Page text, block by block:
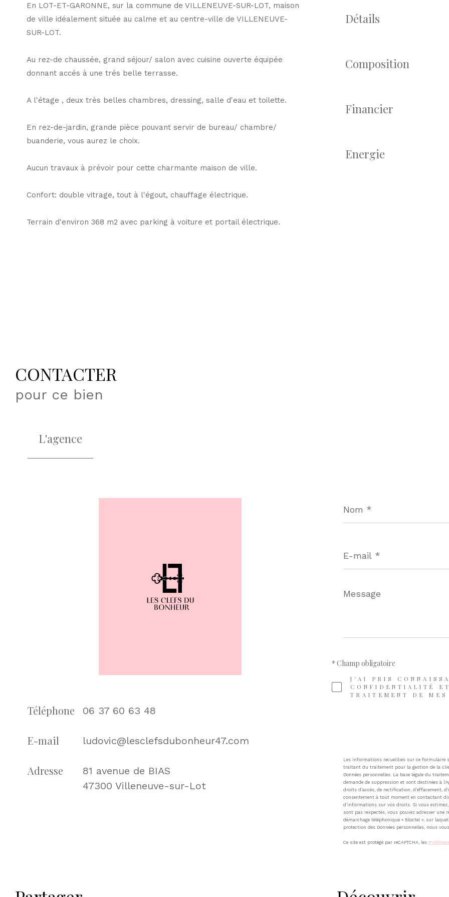
En LOT-ET-GARONNE, sur la commune de VILLENEUVE-SUR-LOT, maison
de ville idéalement située au calme et au centre-ville de VILLENEUVE-
SUR-LOT.
Au rez-de chaussée, grand séjour/ salon avec cuisine ouverte équipée
donnant accés à une trés belle terrasse.
A l'étage , deux très belles chambres, dressing, salle d'eau et toilette.
En rez-de-jardin, grande pièce pouvant servir de bureau/ chambre/
buanderie, vous aurez le choix.
Aucun travaux à prévoir pour cette charmante maison de ville.
Confort: double vitrage, tout à l'égout, chauffage électrique.
Terrain d'environ 368 m2 avec parking à voiture et portail électrique.
Détails
Composition
Financier
Energie
CONTACTER
pour ce bien
L'agence
Téléphone 06 37 60 63 48
E-mail ludovic@lesclefsdubonheur47.com
Adresse
81 avenue de BIAS
47300 Villeneuve-sur-Lot
*
mail
*
Message
*
J'AI PRIS
CONFIDENTIALITÉ
TRAITEMENT DE
* Champ obligatoire
Les informations recueillies sur ce formulaire
traitant du traitement pour la gestion de la
Données personnelles. La base légale du
demande de suppression et sont destinées à
droits d’accès, de rectification, d’effacement,
consentement à tout moment en contactant
d’informations sur vos droits. Si vous
sont pas respectés, vous pouvez adresser
démarchage téléphonique « Bloctel », sur
protection des Données personnelles, nous
Ce site est protégé par reCAPTCHA, les